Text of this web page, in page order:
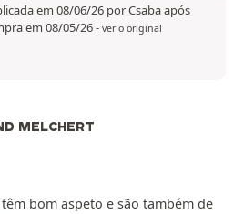
em 08/06/26 por Csaba após
em 08/05/26- ver o original
MELCHERT
bom aspeto e são também de